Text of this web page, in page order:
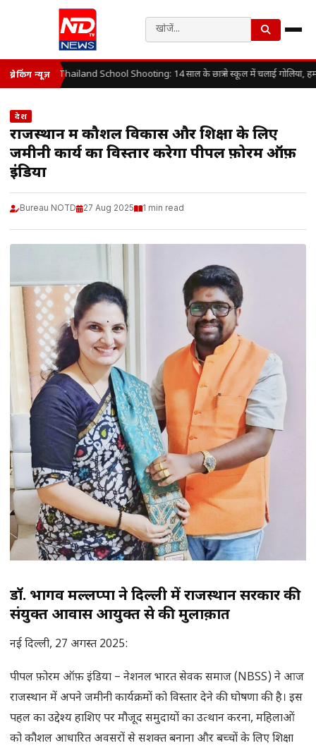
ब्रेकिंग न्यूज़ Thailand School Shooting: 14 साल के छात्र ने स्कूल में चलाई गोलियां,
देश
राजस्थान में कौशल विकास और शिक्षा के लिए
जमीनी कार्य का विस्तार करेगा पीपल फ़ोरम ऑफ़
इंडिया
Bureau NOTD 27 Aug 2025 1 min read
डॉ. भार्गव मल्लप्पा ने दिल्ली में राजस्थान सरकार की
संयुक्त आवास आयुक्त से की मुलाक़ात
नई दिल्ली, 27 अगस्त 2025:
पीपल फ़ोरम ऑफ़ इंडिया – नेशनल भारत सेवक समाज (NBSS) ने आज
राजस्थान में अपने जमीनी कार्यक्रमों को विस्तार देने की घोषणा की है। इस
पहल का उद्देश्य हाशिए पर मौजूद समुदायों का उत्थान करना, महिलाओं
को कौशल आधारित अवसरों से सशक्त बनाना और बच्चों के लिए शिक्षा